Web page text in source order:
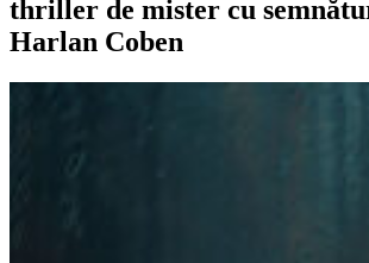
thriller de mister cu
Harlan Coben